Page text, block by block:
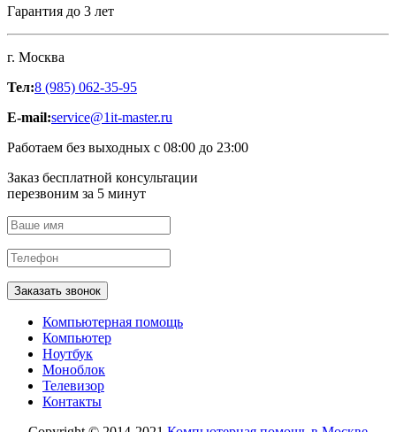
Гарантия до 3 лет
г. Москва
Тел:8 (985) 062-35-95
E-mail:service@1it-master.ru
Работаем без выходных с 08:00 до 23:00
Заказ бесплатной консультации
перезвоним за 5 минут
Заказать звонок
Компьютерная помощь
Компьютер
Ноутбук
Моноблок
Телевизор
Контакты